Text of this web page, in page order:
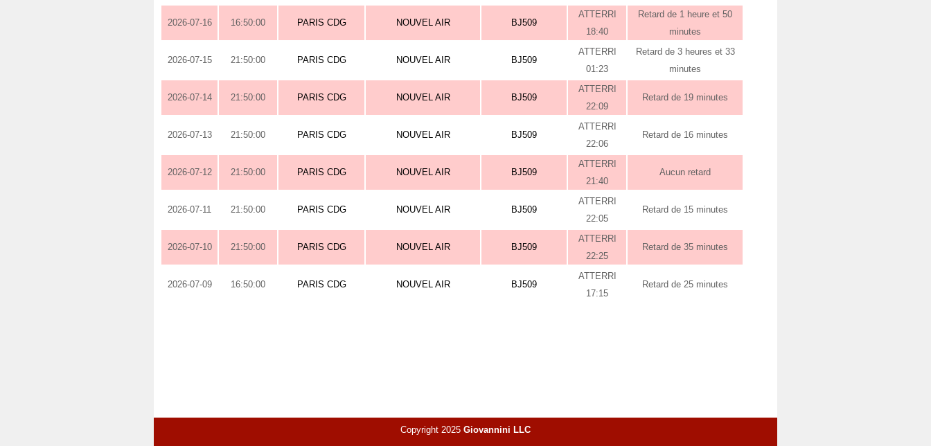
2026-07-16 16:50:00 PARIS CDG NOUVEL AIR BJ509
ATTERRI
18:40
Retard de 1 heure et 50
minutes
2026-07-15 21:50:00 PARIS CDG NOUVEL AIR BJ509
ATTERRI
01:23
Retard de 3 heures et 33
minutes
2026-07-14 21:50:00 PARIS CDG NOUVEL AIR BJ509
ATTERRI
22:09
Retard de 19 minutes
2026-07-13 21:50:00 PARIS CDG NOUVEL AIR BJ509
ATTERRI
22:06
Retard de 16 minutes
2026-07-12 21:50:00 PARIS CDG NOUVEL AIR BJ509
ATTERRI
21:40
Aucun retard
2026-07-11 21:50:00 PARIS CDG NOUVEL AIR BJ509
ATTERRI
22:05
Retard de 15 minutes
2026-07-10 21:50:00 PARIS CDG NOUVEL AIR BJ509
ATTERRI
22:25
Retard de 35 minutes
2026-07-09 16:50:00 PARIS CDG NOUVEL AIR BJ509
ATTERRI
17:15
Retard de 25 minutes
Copyright 2025 Giovannini LLC